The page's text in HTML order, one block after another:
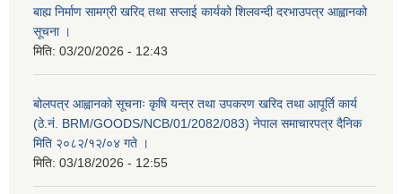
बाह्य निर्माण सामग्री खरिद तथा सप्लाई कार्यको शिलवन्दी दरभाउपत्र आह्वानको
सूचना ।
मिति: 03/20/2026 - 12:43
बोलपत्र आह्वानको सूचनाः कृषि यन्त्र तथा उपकरण खरिद तथा आपूर्ति कार्य
(ठे.नं. BRM/GOODS/NCB/01/2082/083) नेपाल समाचारपत्र दैनिक
मिति २०८२/१२/०४ गते ।
मिति: 03/18/2026 - 12:55